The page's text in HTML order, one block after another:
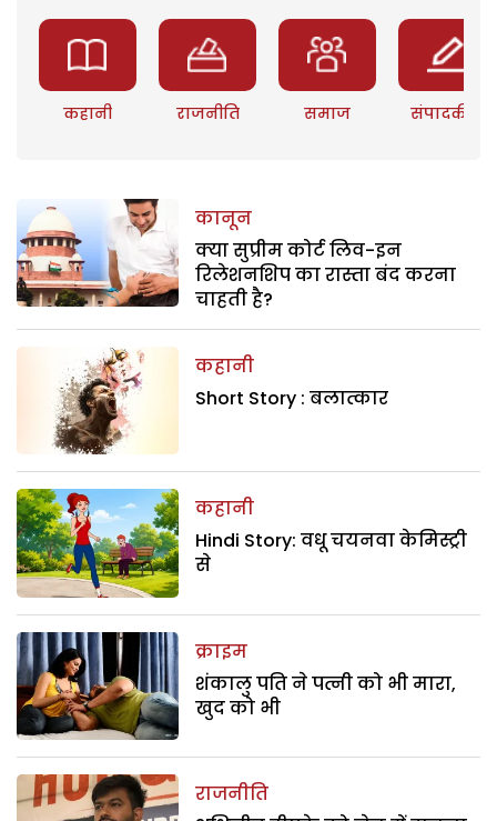
कहानी राजनीति समाज संपादकीय
कानून
क्या सुप्रीम कोर्ट लिव-इन
रिलेशनशिप का रास्ता बंद करना
चाहती है?
कहानी
Short Story : बलात्कार
कहानी
Hindi Story: वधू चयनवा केमिस्ट्री
से
क्राइम
शंकालु पति ने पत्नी को भी मारा,
खुद को भी
राजनीति